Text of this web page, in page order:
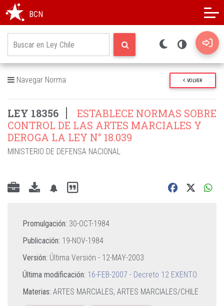
BCN
Navegar Norma VOLVER
LEY 18356
ESTABLECE NORMAS SOBRE
CONTROL DE LAS ARTES MARCIALES Y
DEROGA LA LEY N° 18.039
MINISTERIO DE DEFENSA NACIONAL
Promulgación: 30-OCT-1984
Publicación: 19-NOV-1984
Versión: Última Versión - 12-MAY-2003
Última modificación: 16-FEB-2007 - Decreto 12 EXENTO
Materias: ARTES MARCIALES, ARTES MARCIALES/CHILE